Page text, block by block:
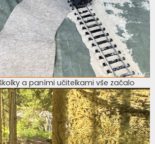
a paními učitelkami vše začalo